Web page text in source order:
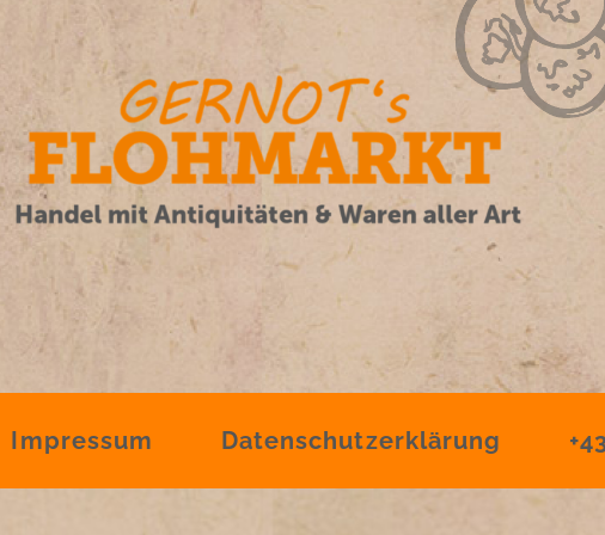
Impressum Datenschutzerklärung